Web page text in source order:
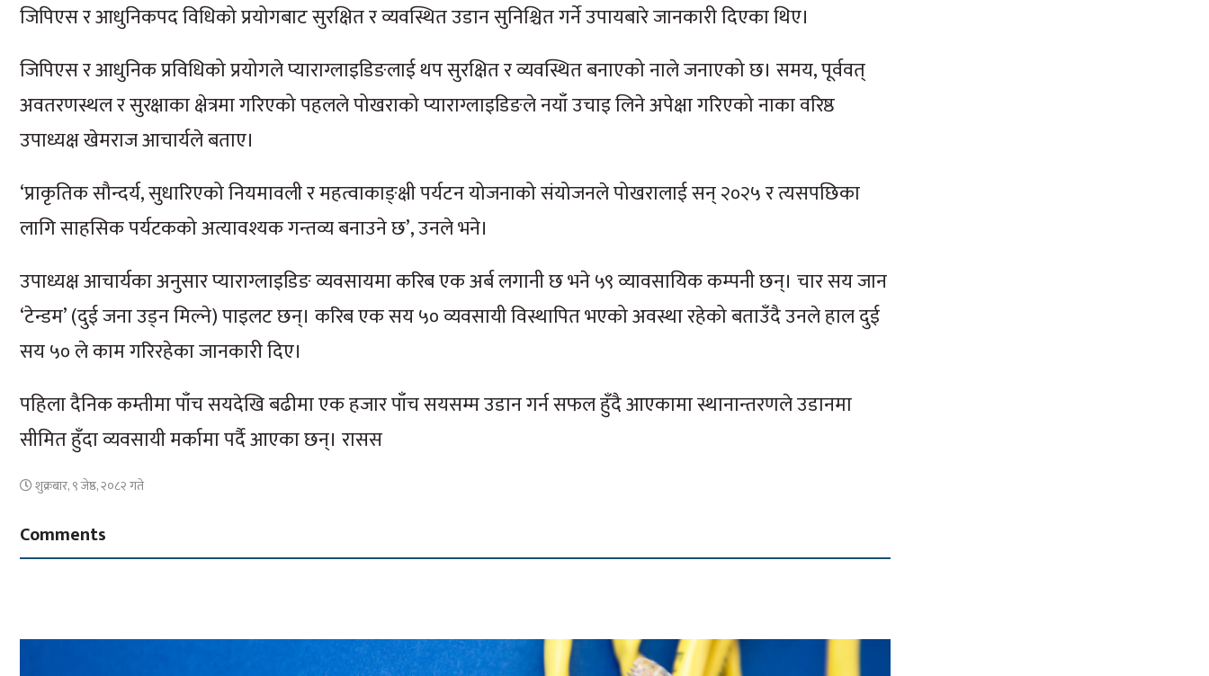
जिपिएस र आधुनिकपद विधिको प्रयोगबाट सुरक्षित र व्यवस्थित उडान सुनिश्चित गर्ने उपायबारे जानकारी दिएका थिए।
जिपिएस र आधुनिक प्रविधिको प्रयोगले प्याराग्लाइडिङलाई थप सुरक्षित र व्यवस्थित बनाएको नाले जनाएको छ। समय, पूर्ववत्
अवतरणस्थल र सुरक्षाका क्षेत्रमा गरिएको पहलले पोखराको प्याराग्लाइडिङले नयाँ उचाइ लिने अपेक्षा गरिएको नाका वरिष्ठ
उपाध्यक्ष खेमराज आचार्यले बताए।
‘प्राकृतिक सौन्दर्य, सुधारिएको नियमावली र महत्वाकाङ्क्षी पर्यटन योजनाको संयोजनले पोखरालाई सन् २०२५ र त्यसपछिका
लागि साहसिक पर्यटकको अत्यावश्यक गन्तव्य बनाउने छ’, उनले भने।
उपाध्यक्ष आचार्यका अनुसार प्याराग्लाइडिङ व्यवसायमा करिब एक अर्ब लगानी छ भने ५९ व्यावसायिक कम्पनी छन्। चार सय जान
‘टेन्डम’ (दुई जना उड्न मिल्ने) पाइलट छन्। करिब एक सय ५० व्यवसायी विस्थापित भएको अवस्था रहेको बताउँदै उनले हाल दुई
सय ५० ले काम गरिरहेका जानकारी दिए।
पहिला दैनिक कम्तीमा पाँच सयदेखि बढीमा एक हजार पाँच सयसम्म उडान गर्न सफल हुँदै आएकामा स्थानान्तरणले उडानमा
सीमित हुँदा व्यवसायी मर्कामा पर्दै आएका छन्। रासस
शुक्रबार, ९ जेष्ठ, २०८२ गते
Comments